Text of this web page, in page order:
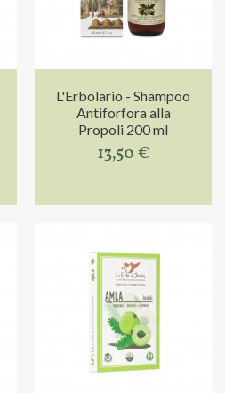
L'Erbolario - Shampoo
Antiforfora alla
Propoli 200 ml
13,50 €